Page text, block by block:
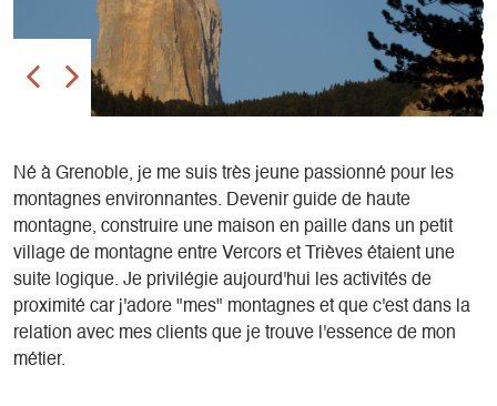
Né à Grenoble, je me suis très jeune passionné pour les
montagnes environnantes. Devenir guide de haute
montagne, construire une maison en paille dans un petit
village de montagne entre Vercors et Trièves étaient une
suite logique. Je privilégie aujourd'hui les activités de
proximité car j'adore "mes" montagnes et que c'est dans la
relation avec mes clients que je trouve l'essence de mon
métier.